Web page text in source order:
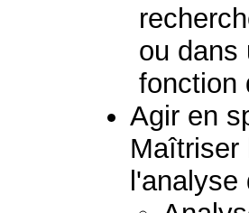
ou dans
fonction
Agir en
Maîtriser